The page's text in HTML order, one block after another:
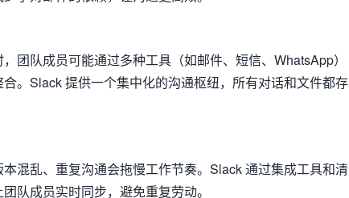
团队成员可能通过多种工具（如邮件、短信、WhatsApp）
。Slack 提供一个集中化的沟通枢纽，所有对话和文件都存
混乱、重复沟通会拖慢工作节奏。Slack 通过集成工具和清
队成员实时同步，避免重复劳动。